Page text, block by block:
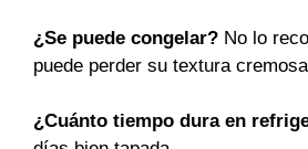
¿Se puede congelar? No lo
puede perder su textura
¿Cuánto tiempo dura en